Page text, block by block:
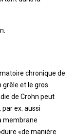
chronique de
et le gros
de Crohn peut
ex. aussi
membrane
«de manière